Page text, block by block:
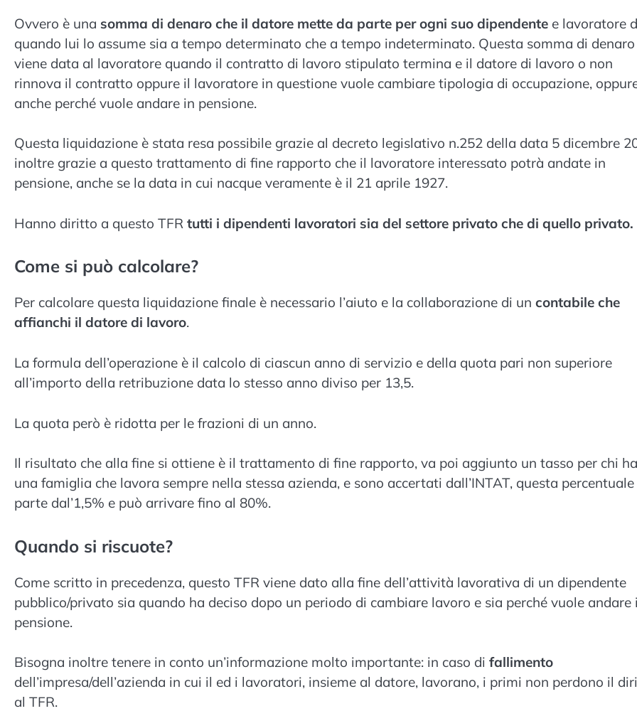
Ovvero è una somma di denaro che il datore mette da parte per ogni suo dipendente e lavoratore
quando lui lo assume sia a tempo determinato che a tempo indeterminato. Questa somma di denaro
viene data al lavoratore quando il contratto di lavoro stipulato termina e il datore di lavoro o non
rinnova il contratto oppure il lavoratore in questione vuole cambiare tipologia di occupazione,
anche perché vuole andare in pensione.
Questa liquidazione è stata resa possibile grazie al decreto legislativo n.252 della data 5 dicembre
inoltre grazie a questo trattamento di fine rapporto che il lavoratore interessato potrà andate in
pensione, anche se la data in cui nacque veramente è il 21 aprile 1927.
Hanno diritto a questo TFR tutti i dipendenti lavoratori sia del settore privato che di quello privato.
Come si può calcolare?
Per calcolare questa liquidazione finale è necessario l’aiuto e la collaborazione di un contabile che
affianchi il datore di lavoro.
La formula dell’operazione è il calcolo di ciascun anno di servizio e della quota pari non superiore
all’importo della retribuzione data lo stesso anno diviso per 13,5.
La quota però è ridotta per le frazioni di un anno.
Il risultato che alla fine si ottiene è il trattamento di fine rapporto, va poi aggiunto un tasso per chi ha
una famiglia che lavora sempre nella stessa azienda, e sono accertati dall’INTAT, questa percentuale
parte dal’1,5% e può arrivare fino al 80%.
Quando si riscuote?
Come scritto in precedenza, questo TFR viene dato alla fine dell’attività lavorativa di un dipendente
pubblico/privato sia quando ha deciso dopo un periodo di cambiare lavoro e sia perché vuole andare
pensione.
Bisogna inoltre tenere in conto un’informazione molto importante: in caso di fallimento
dell’impresa/dell’azienda in cui il ed i lavoratori, insieme al datore, lavorano, i primi non perdono il
al TFR.